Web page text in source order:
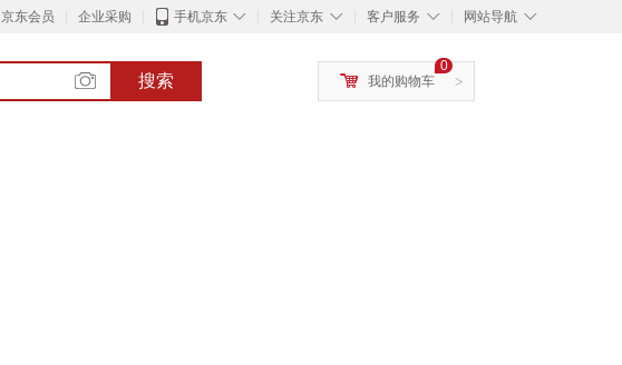
京东会员 企业采购 ◇
手机京东 ◇
关注京东 ◇
客户服务 ◇
网站导航
搜索 >
0
我的购物车